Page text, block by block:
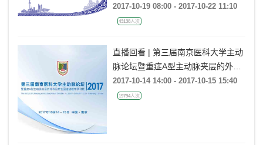
2017-10-19 08:00 - 2017-10-22 11:10
43138人次
直播回看 | 第三届南京医科大学主动
脉论坛暨重症A型主动脉夹层的外科
治疗全国继续教育学习班
2017-10-14 14:00 - 2017-10-15 15:40
19794人次